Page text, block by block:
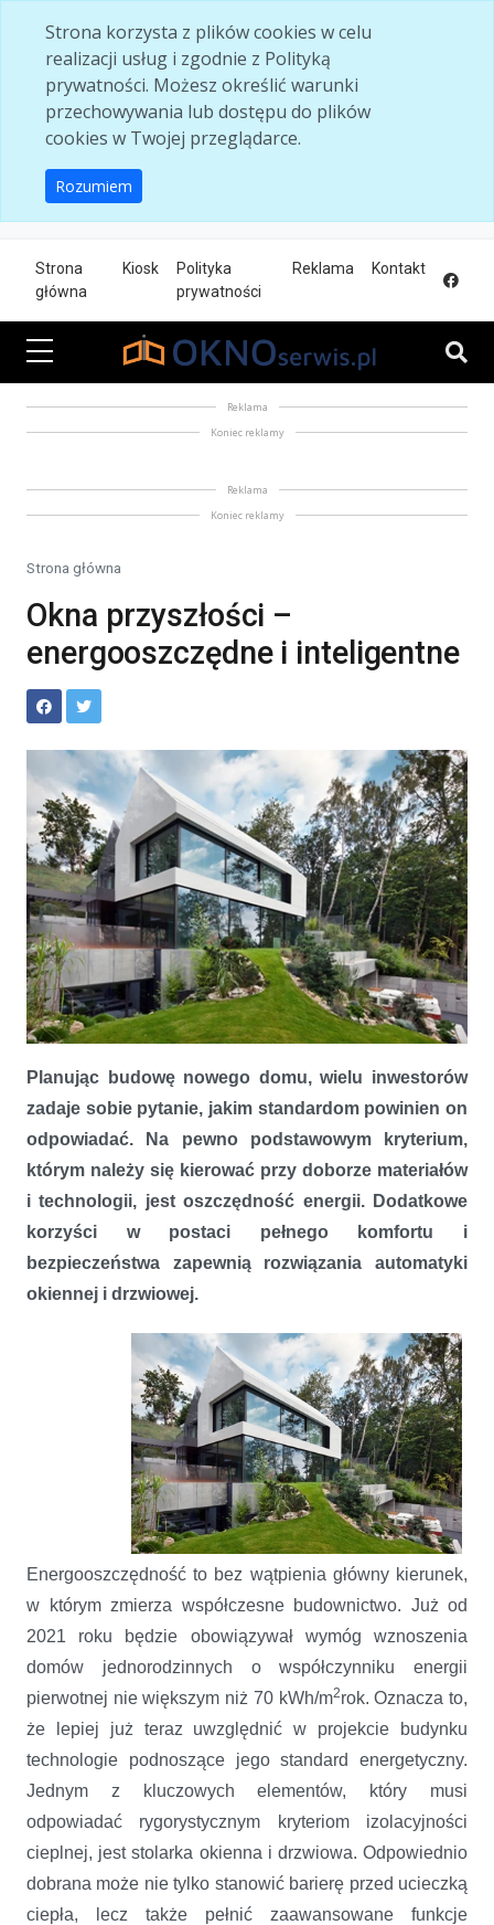
Strona korzysta z plików cookies w celu
realizacji usług i zgodnie z Polityką
prywatności. Możesz określić warunki
przechowywania lub dostępu do plików
cookies w Twojej przeglądarce.
Rozumiem
Strona
główna
Kiosk
Polityka
prywatności
Reklama Kontakt
Reklama
Koniec reklamy
Reklama
Koniec reklamy
Strona główna
Okna przyszłości –
energooszczędne i inteligentne
Planując budowę nowego domu, wielu inwestorów
zadaje sobie pytanie, jakim standardom powinien on
odpowiadać. Na pewno podstawowym kryterium,
którym należy się kierować przy doborze materiałów
i technologii, jest oszczędność energii. Dodatkowe
korzyści w postaci pełnego komfortu i
bezpieczeństwa zapewnią rozwiązania automatyki
okiennej i drzwiowej.
Energooszczędność to bez wątpienia główny kierunek,
w którym zmierza współczesne budownictwo. Już od
2021 roku będzie obowiązywał wymóg wznoszenia
domów jednorodzinnych o współczynniku energii
pierwotnej nie większym niż 70 kWh/m2rok. Oznacza to,
że lepiej już teraz uwzględnić w projekcie budynku
technologie podnoszące jego standard energetyczny.
Jednym z kluczowych elementów, który musi
odpowiadać rygorystycznym kryteriom izolacyjności
cieplnej, jest stolarka okienna i drzwiowa. Odpowiednio
dobrana może nie tylko stanowić barierę przed ucieczką
ciepła, lecz także pełnić zaawansowane funkcje